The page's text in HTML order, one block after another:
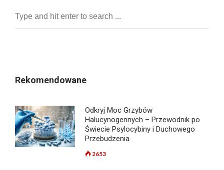
Rekomendowane
Odkryj Moc Grzybów
Halucynogennych – Przewodnik po
Świecie Psylocybiny i Duchowego
Przebudzenia
2653